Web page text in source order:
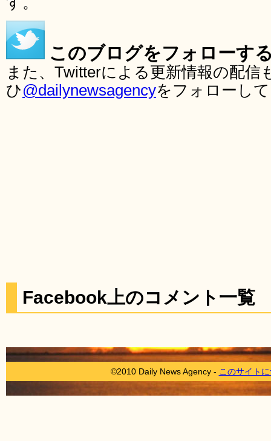
このブログをフォローす
また、Twitterによる更新情報の配
ひ@dailynewsagencyをフォローし
Facebook上のコメント一覧
©2010 Daily News Agency - このサイト